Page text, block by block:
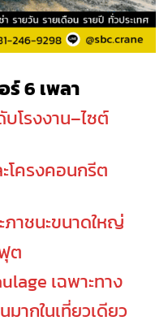
ร์ 6 เพลา
โรงงาน–ไซต์
โครงคอนกรีต
าชนะขนาดใหญ่
ต
เฉพาะทาง
ากในเที่ยวเดียว